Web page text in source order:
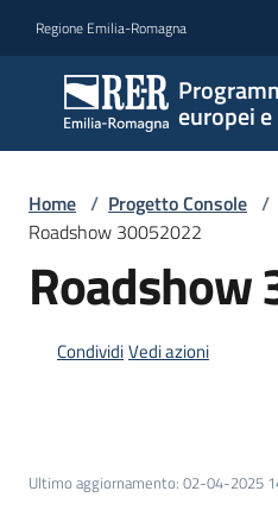
Regione Emilia-Romagna
europei
Home / Progetto Console /
Roadshow 30052022
Roadshow
CondividiVedi azioni
Ultimo aggiornamento: 02-04-2025